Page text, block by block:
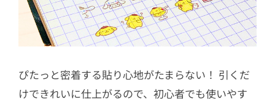
ぴたっと密着する貼り心地がたまらない！ 引くだ
けできれいに仕上がるので、初心者でも使いやす